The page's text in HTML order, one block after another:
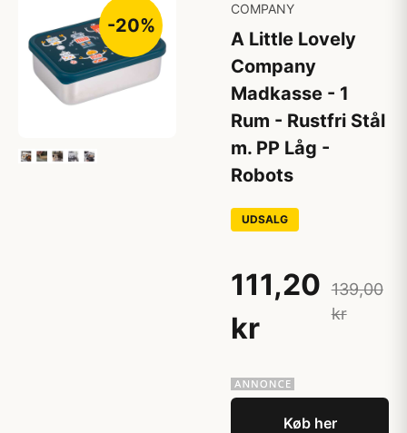
-20%
COMPANY
A Little Lovely
Company
Madkasse - 1
Rum - Rustfri Stål
m. PP Låg -
Robots
UDSALG
111,20
kr
139,00
kr
Køb her